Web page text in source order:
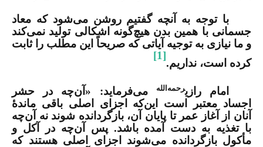
با توجه به آنچه گفتیم روشن می‌شود که معاد
جسمانی با همین بدن هیچ‌گونه اشکالی تولید نمی‌کند
و ما نیازی به توجیه آیاتی که صریحاً این مطلب را ثابت
کرده است، نداریم.
[1]
امام رازیرحمه‌الله
می‌فرماید: «آن‌چه در حشر
اجساد معتبر است این‌که اجزای اصلی باقی ماندۀ
آنان از آغاز عمر تا پایان آن، بازگردانده شوند نه آن‌چه
با تغذیه به دست آمده باشد. پس آن‌چه در آکل و
مأکول بازگردانده می‌شوند اجزای اصلی هستند که